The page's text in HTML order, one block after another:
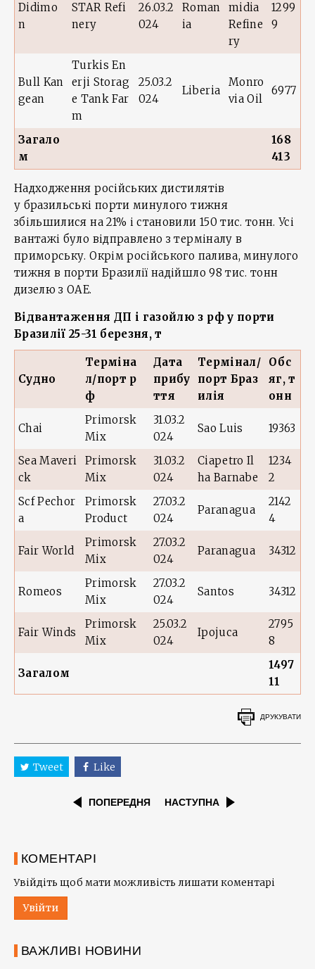
Didimo
n
STAR Refi
nery
26.03.2
024
Roman
ia
midia
Refine
ry
1299
9
Bull Kan
gean
Turkis En
erji Storag
e Tank Far
m
25.03.2
024
Liberia
Monro
via Oil
6977
Загало
м
168
413
Надходження російських дистилятів
у бразильські порти минулого тижня
збільшилися на 21% і становили 150 тис. тонн. Усі
вантажі було відправлено з терміналу в
приморську. Окрім російського палива, минулого
тижня в порти Бразилії надійшло 98 тис. тонн
дизелю з ОАЕ.
Відвантаження ДП і газойлю з рф у порти
Бразилії 25-31 березня, т
Судно
Терміна
л/порт р
ф
Дата
прибу
ття
Термінал/
порт Браз
илія
Обс
яг, т
онн
Chai
Primorsk
Mix
31.03.2
024
Sao Luis 19363
Sea Maveri
ck
Primorsk
Mix
31.03.2
024
Ciapetro Il
ha Barnabe
1234
2
Scf Pechor
a
Primorsk
Product
27.03.2
024
Paranagua
2142
4
Fair World
Primorsk
Mix
27.03.2
024
Paranagua 34312
Romeos
Primorsk
Mix
27.03.2
024
Santos 34312
Fair Winds
Primorsk
Mix
25.03.2
024
Ipojuca
2795
8
Загалом
1497
11
ДРУКУВАТИ
Tweet Like
ПОПЕРЕДНЯ НАСТУПНА
КОМЕНТАРІ
Увійдіть щоб мати можливість лишати коментарі
Увійти
ВАЖЛИВІ НОВИНИ